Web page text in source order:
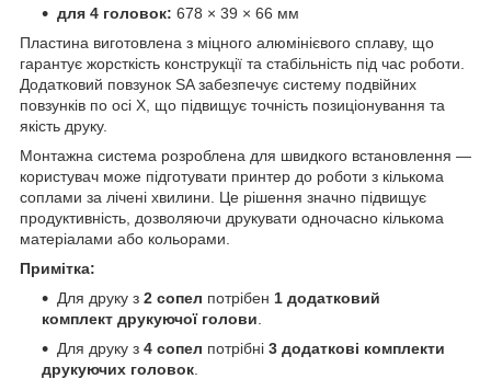
для 4 головок: 678 × 39 × 66 мм
Пластина виготовлена з міцного алюмінієвого сплаву, що
гарантує жорсткість конструкції та стабільність під час роботи.
Додатковий повзунок SA забезпечує систему подвійних
повзунків по осі X, що підвищує точність позиціонування та
якість друку.
Монтажна система розроблена для швидкого встановлення —
користувач може підготувати принтер до роботи з кількома
соплами за лічені хвилини. Це рішення значно підвищує
продуктивність, дозволяючи друкувати одночасно кількома
матеріалами або кольорами.
Примітка:
Для друку з 2 сопел потрібен 1 додатковий
комплект друкуючої голови
Для друку з 4 сопел потрібні 3 додаткові комплекти
друкуючих головок